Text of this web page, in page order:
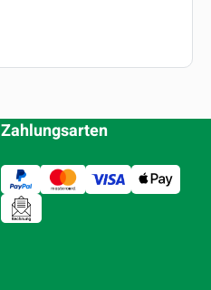
Zahlungsarten